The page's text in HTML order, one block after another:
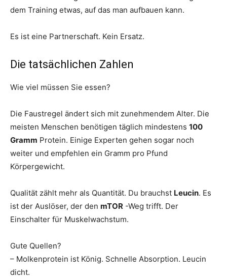
dem Training etwas, auf das man aufbauen kann.
Es ist eine Partnerschaft. Kein Ersatz.
Die tatsächlichen Zahlen
Wie viel müssen Sie essen?
Die Faustregel ändert sich mit zunehmendem Alter. Die
meisten Menschen benötigen täglich mindestens 100
Gramm Protein. Einige Experten gehen sogar noch
weiter und empfehlen ein Gramm pro Pfund
Körpergewicht.
Qualität zählt mehr als Quantität. Du brauchst Leucin. Es
ist der Auslöser, der den mTOR -Weg trifft. Der
Einschalter für Muskelwachstum.
Gute Quellen?
– Molkenprotein ist König. Schnelle Absorption. Leucin
dicht.